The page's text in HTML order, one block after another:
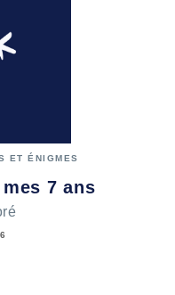
ET ÉNIGMES
7 ans